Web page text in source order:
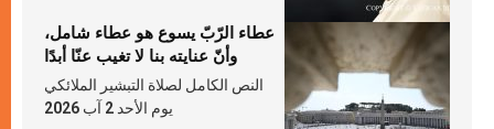
عطاء الرّبّ يسوع هو عطاء شامل،
وأنّ عنايته بنا لا تغيب عنّا أبدًا
النص الكامل لصلاة التبشير الملائكي
يوم الأحد 2 آب 2026